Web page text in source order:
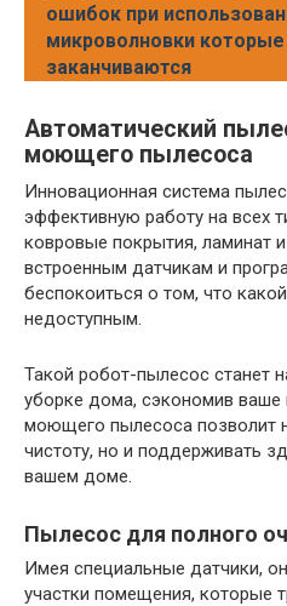
ошибок при
микроволновки которые
заканчиваются
Автоматический
моющего пылесоса
Инновационная система
эффективную работу на всех
ковровые покрытия, ламинат
встроенным датчикам и
беспокоиться о том, что
недоступным.
Такой робот-пылесос
уборке дома, сэкономив
моющего пылесоса позволит
чистоту, но и поддерживать
вашем доме.
Пылесос для полного
Имея специальные датчики,
участки помещения, которые